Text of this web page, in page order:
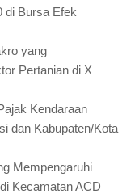
di Bursa Efek
yang
Pertanian di X
Kendaraan
dan Kabupaten/Kota
Mempengaruhi
Kecamatan ACD